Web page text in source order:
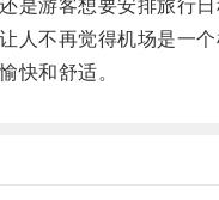
游客想要安排旅行日
不再觉得机场是一个
和舒适。